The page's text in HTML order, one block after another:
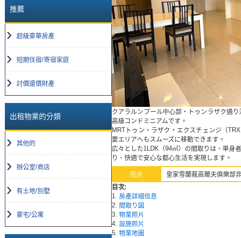
推薦
超級豪華房產
短期住宿/寄宿家庭
討價還價財產
出租物業的分類
其他的
辦公室/商店
有土地/別墅
豪宅/公寓
クアラルンプール中心部・トゥンラザク通
高級コンドミニアムです。
MRTトゥン・ラザク・エクスチェンジ（
要エリアへもスムーズに移動できます。
広々とした1LDK（94㎡）の間取りは、単身
り、快適で安心な都心生活を実現します。
亮点
皇家雪蘭莪高爾夫俱樂部
目次:
1. 房產詳細信息
2. 間取り図
3. 物業照片
4. 設施照片
5. 物業地圖